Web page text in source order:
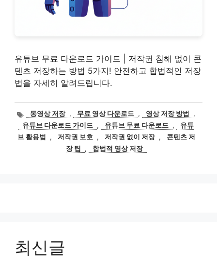
유튜브 무료 다운로드 가이드 | 저작권 침해 없이 콘
텐츠 저장하는 방법 5가지! 안전하고 합법적인 저장
법을 자세히 알려드립니다.
태
그
동영상 저장 , 무료 영상 다운로드 , 영상 저장 방법
,
유튜브 다운로드 가이드 , 유튜브 무료 다운로드 ,
유튜
브 활용법
, 저작권 보호 , 저작권 없이 저장 ,
콘텐츠 저
장 팁
, 합법적 영상 저장
최신글